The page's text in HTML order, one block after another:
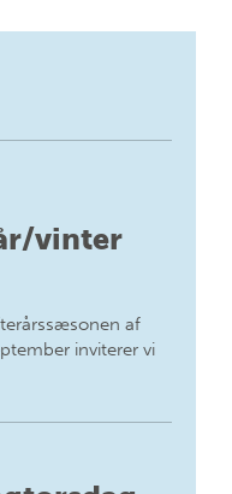
vinter
af
inviterer vi